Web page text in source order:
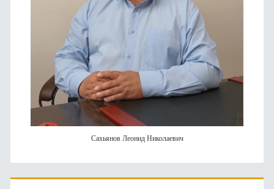
Сахьянов Леонид Николаевич